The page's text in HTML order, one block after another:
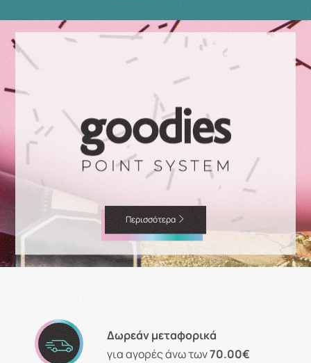
Περισσότερα
Δωρεάν μεταφορικά
για αγορές άνω των70.00€